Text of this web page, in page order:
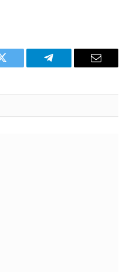
Twitter Telegram Email